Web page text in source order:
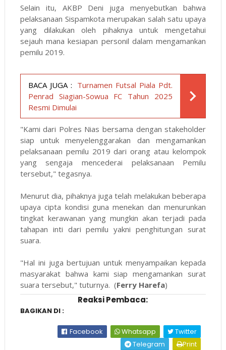
Selain itu, AKBP Deni juga menyebutkan bahwa
pelaksanaan Sispamkota merupakan salah satu upaya
yang dilakukan oleh pihaknya untuk mengetahui
sejauh mana kesiapan personil dalam mengamankan
pemilu 2019.
BACA JUGA : Turnamen Futsal Piala Pdt.
Penrad Siagian-Sowua FC Tahun 2025
Resmi Dimulai
"Kami dari Polres Nias bersama dengan stakeholder
siap untuk menyelenggarakan dan mengamankan
pelaksanaan pemilu 2019 dari orang atau kelompok
yang sengaja mencederai pelaksanaan Pemilu
tersebut," tegasnya.
Menurut dia, pihaknya juga telah melakukan beberapa
upaya cipta kondisi guna menekan dan menurunkan
tingkat kerawanan yang mungkin akan terjadi pada
tahapan inti dari pemilu yakni penghitungan surat
suara.
"Hal ini juga bertujuan untuk menyampaikan kepada
masyarakat bahwa kami siap mengamankan surat
suara tersebut," tuturnya. (Ferry Harefa)
Reaksi Pembaca:
BAGIKAN DI :
Facebook Whatsapp
Twitter
Telegram
Print